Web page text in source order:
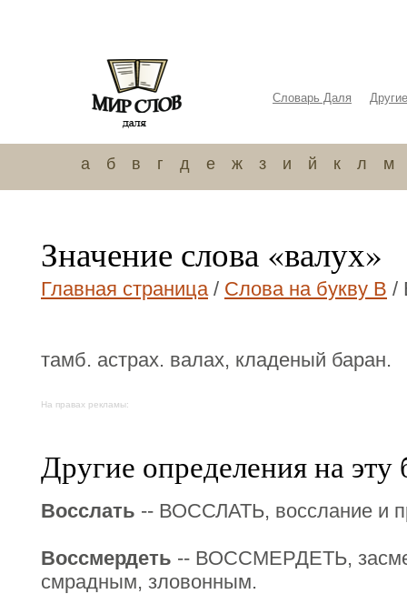
Словарь Даля
а б в г д е ж з и й к л м
Значение слова «валух»
Главная страница/ Слова на букву В /
тамб. астрах. валах, кладеный баран.
На правах рекламы:
Другие определения на эту
Восслать -- ВОССЛАТЬ, восслание и
Воссмердеть -- ВОССМЕРДЕТЬ,
смрадным, зловонным.